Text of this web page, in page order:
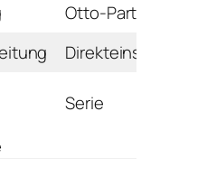
Otto-Partikelfilter
Direkteinspritzung
Serie